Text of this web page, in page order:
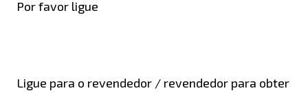
Por favor ligue
Ligue para o revendedor / revendedor para obter